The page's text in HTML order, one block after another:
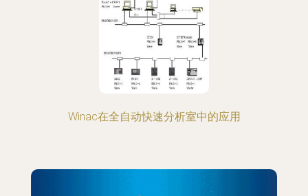
Winac在全自动快速分析室中的应用